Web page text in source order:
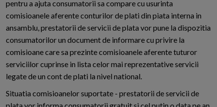
pentru a ajuta consumatorii sa compare cu usurinta
comisioanele aferente conturilor de plati din piata interna in
ansamblu, prestatorii de servicii de plata vor pune la dispozitia
consumatorilor un document de informare cu privire la
comisioane care sa prezinte comisioanele aferente tuturor
serviciilor cuprinse in lista celor mai reprezentative servicii
legate de un cont de plati la nivel national.
Situatia comisioanelor suportate - prestatorii de servicii de